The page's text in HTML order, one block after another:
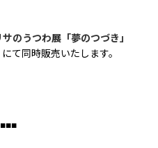
のうつわ展「夢のつづき」
て同時販売いたします。